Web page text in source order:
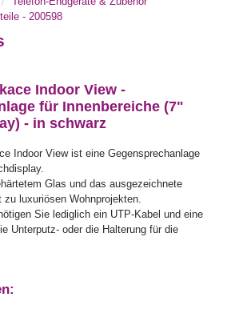
- 200598
Indoor View -
für Innenbereiche (7"
- in schwarz
Indoor View ist eine Gegensprechanlage
Glas und das ausgezeichnete
luxuriösen Wohnprojekten.
Sie lediglich ein UTP-Kabel und eine
Unterputz- oder die Halterung für die